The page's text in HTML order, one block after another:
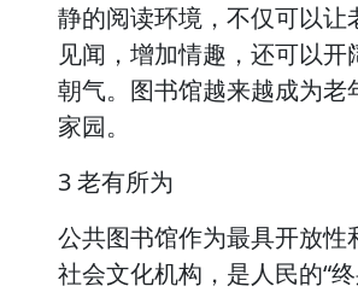
静的阅读环境，不仅可以让
见闻，增加情趣，还可以开
朝气。图书馆越来越成为老
家园。
3 老有所为
公共图书馆作为最具开放性
社会文化机构，是人民的“终